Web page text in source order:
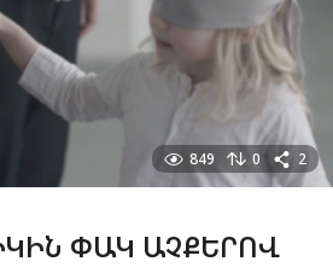
849 0 2
ՓԱԿ ԱՉՔԵՐՈՎ